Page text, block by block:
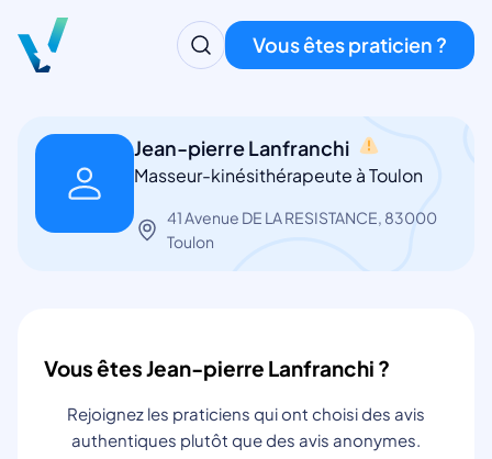
Vous êtes praticien ?
Jean-pierre Lanfranchi
Masseur-kinésithérapeute à Toulon
41 Avenue DE LA RESISTANCE, 83000
Toulon
Vous êtes Jean-pierre Lanfranchi ?
Rejoignez les praticiens qui ont choisi des avis
authentiques plutôt que des avis anonymes.